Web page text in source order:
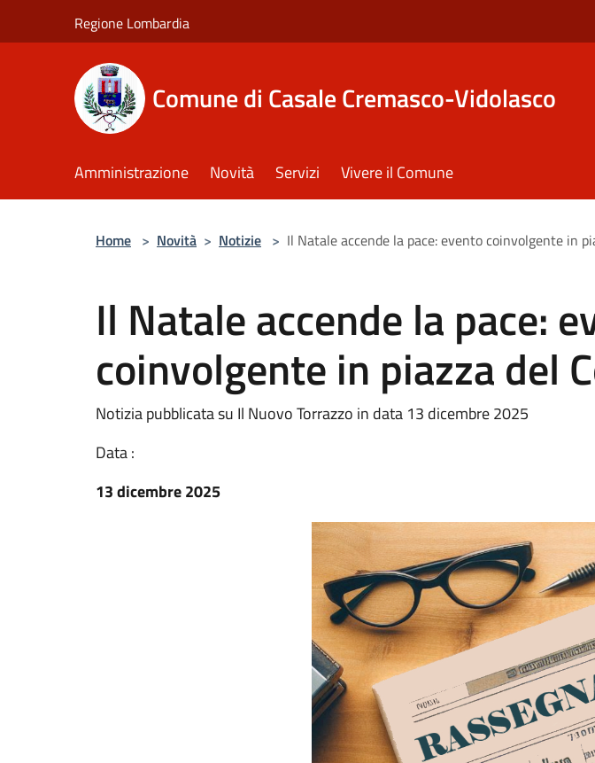
Regione Lombardia
Comune di Casale Cremasco-Vidolasco
Amministrazione Novità Servizi Vivere il Comune
Home > Novità > Notizie > Il Natale accende la pace: evento coinvolgente in
Il Natale accende la pace:
coinvolgente in piazza del
Notizia pubblicata su Il Nuovo Torrazzo in data 13 dicembre 2025
Data :
13 dicembre 2025